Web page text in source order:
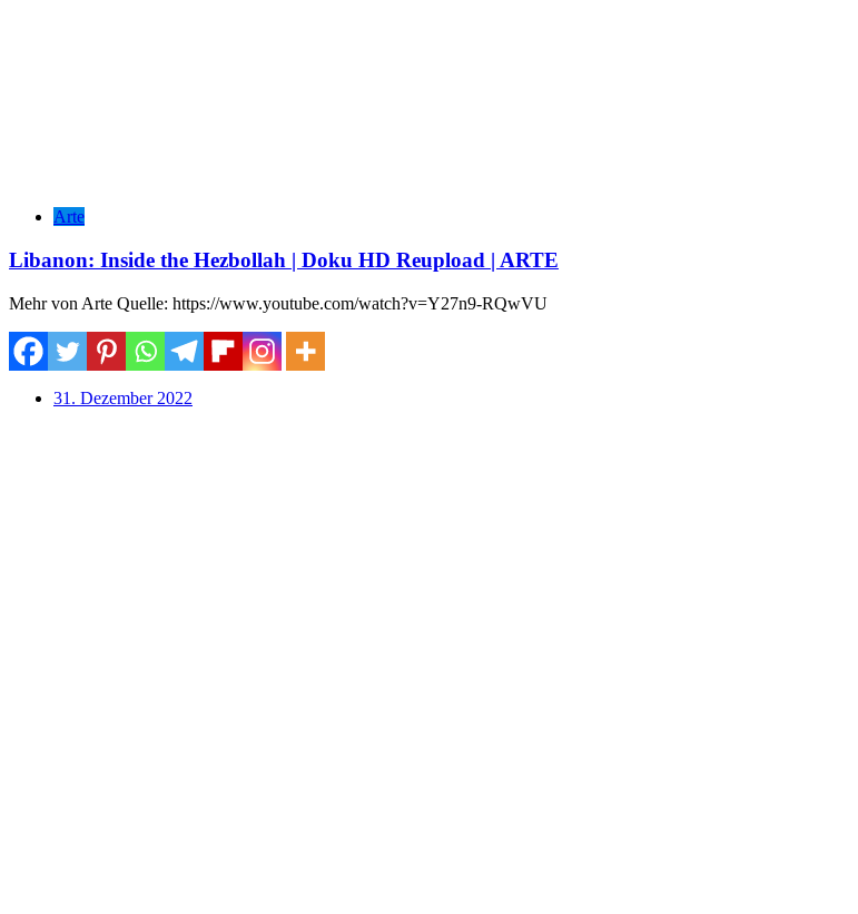
Arte
Libanon: Inside the Hezbollah | Doku HD Reupload | ARTE
Mehr von Arte Quelle: https://www.youtube.com/watch?v=Y27n9-RQwVU
31. Dezember 2022